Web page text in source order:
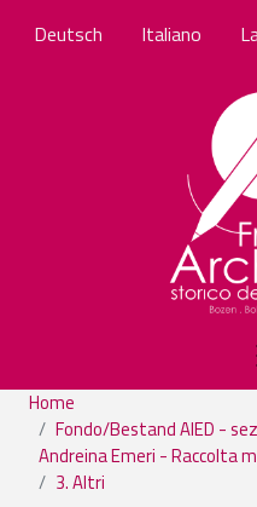
Deutsch Italiano
Home
Fondo/Bestand AIED -
Andreina Emeri - Raccolta
3. Altri